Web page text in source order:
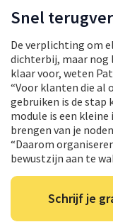
Snel
De verplichting om
dichterbij, maar nog
klaar voor, weten
“Voor klanten die al
gebruiken is de stap
module is een
brengen van je
“Daarom
bewustzijn aan te
Schrijf je